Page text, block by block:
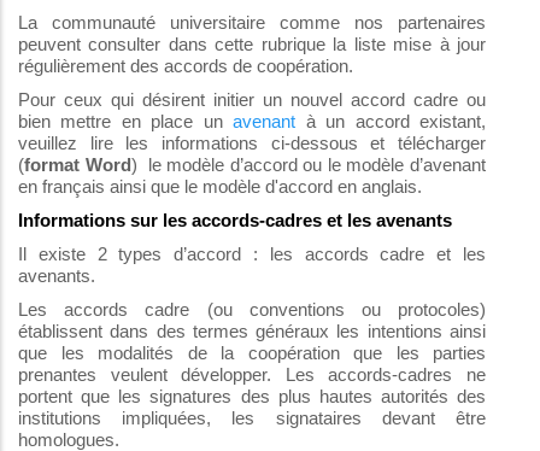
La communauté universitaire comme nos partenaires
peuvent consulter dans cette rubrique la liste mise à jour
régulièrement des accords de coopération.
Pour ceux qui désirent initier un nouvel accord cadre ou
bien mettre en place unavenant à un accord existant,
veuillez lire les informations ci-dessous et télécharger
(format Word) le modèle d’accord ou le modèle d’avenant
en français ainsi que le modèle d'accord en anglais.
Informations sur les accords-cadres et les avenants
Il existe 2 types d’accord : les accords cadre et les
avenants.
Les accords cadre (ou conventions ou protocoles)
établissent dans des termes généraux les intentions ainsi
que les modalités de la coopération que les parties
prenantes veulent développer. Les accords-cadres ne
portent que les signatures des plus hautes autorités des
institutions impliquées, les signataires devant être
homologues.